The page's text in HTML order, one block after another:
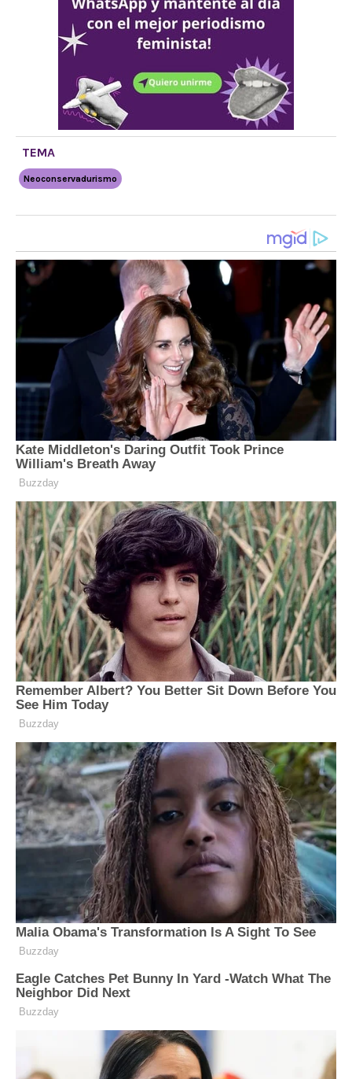
TEMA
Neoconservadurismo